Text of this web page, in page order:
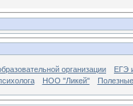
организации
ЕГЭ
НОО "Ликей"